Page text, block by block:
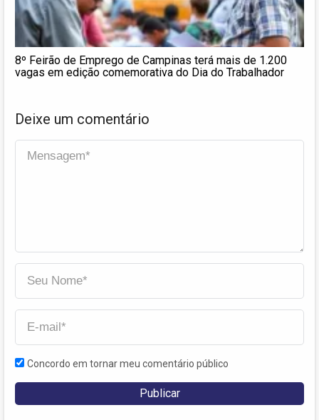
8º Feirão de Emprego de Campinas terá mais de 1.200
vagas em edição comemorativa do Dia do Trabalhador
Deixe um comentário
Concordo em tornar meu comentário público